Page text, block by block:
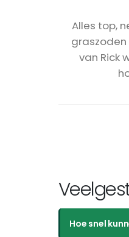
Alles top,
van Rick
Hoe snel